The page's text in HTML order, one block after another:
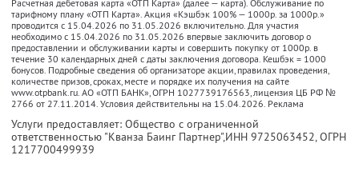
Расчетная дебетовая карта «ОТП Карта» (далее — карта). Обслуживание по
тарифному плану «ОТП Карта». Акция «Кэшбэк 100% — 1000р. за 1000р.»
проводится с 15.04.2026 по 31.05.2026 включительно. Для участия
необходимо с 15.04.2026 по 31.05.2026 впервые заключить договор о
предоставлении и обслуживании карты и совершить покупку от 1000р. в
течение 30 календарных дней с даты заключения договора. Кешбэк = 1000
бонусов. Подробные сведения об организаторе акции, правилах проведения,
количестве призов, сроках, месте и порядке их получения на сайте
www.otpbank.ru. АО «ОТП БАНК», ОГРН 1027739176563, лицензия ЦБ РФ №
2766 от 27.11.2014. Условия действительны на 15.04.2026. Реклама
Услуги предоставляет: Общество с ограниченной
ответственностью "Кванза Баинг Партнер",ИНН 9725063452, ОГРН
1217700499939